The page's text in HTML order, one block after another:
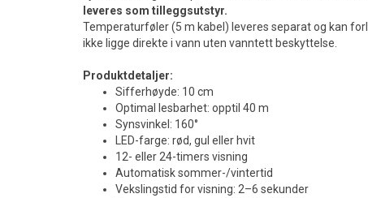
leveres som tilleggsutstyr.
Temperaturføler (5 m kabel) leveres separat og kan
ikke ligge direkte i vann uten vanntett beskyttelse.
Produktdetaljer:
Sifferhøyde: 10 cm
Optimal lesbarhet: opptil 40 m
Synsvinkel: 160°
LED-farge: rød, gul eller hvit
12- eller 24-timers visning
Automatisk sommer-/vintertid
Vekslingstid for visning: 2–6 sekunder